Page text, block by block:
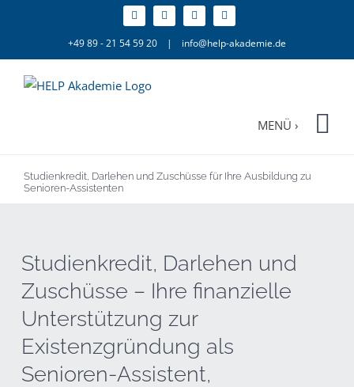
+49 89 - 21 54 59 20 | info@help-akademie.de
Studienkredit, Darlehen und Zuschüsse für Ihre Ausbildung zu
Senioren-Assistenten
Studienkredit, Darlehen und
Zuschüsse – Ihre finanzielle
Unterstützung zur
Existenzgründung als
Senioren-Assistent,